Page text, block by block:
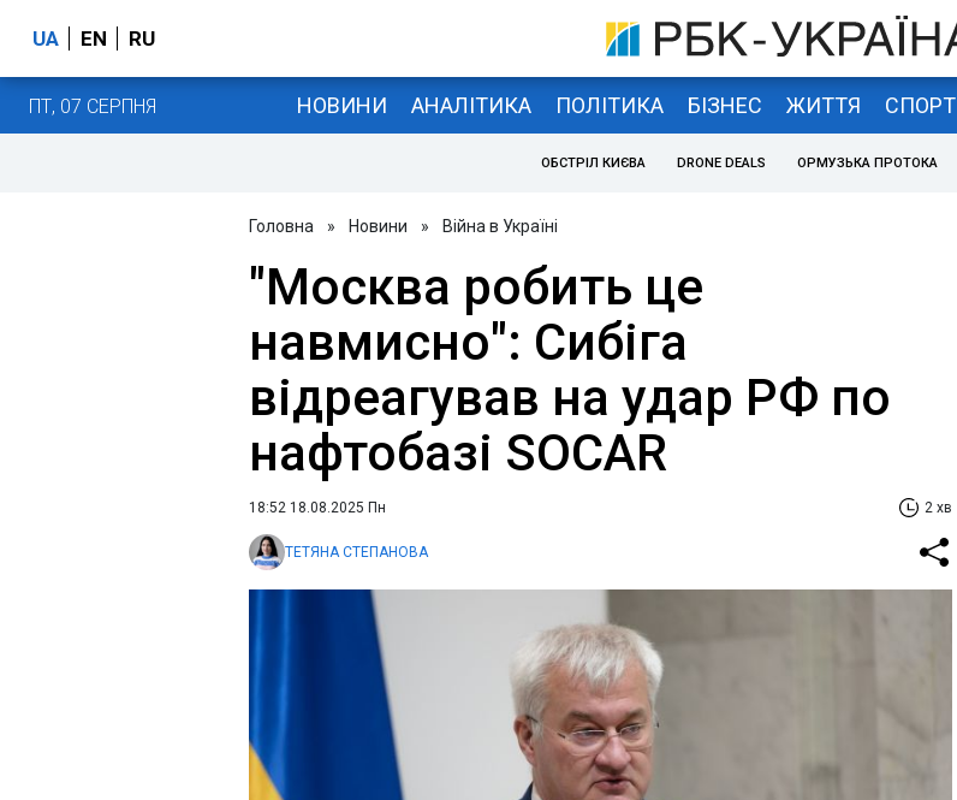
UA EN RU
ПТ, 07 СЕРПНЯ НОВИНИ АНАЛІТИКА ПОЛІТИКА БІЗНЕС ЖИТТЯ СПОРТ
ОБСТРІЛ КИЄВА DRONE DEALS ОРМУЗЬКА ПРОТОКА
Головна » Новини » Війна в Україні
"Москва робить це
навмисно": Сибіга
відреагував на удар РФ по
нафтобазі SOCAR
18:52 18.08.2025 Пн 2 хв
ТЕТЯНА СТЕПАНОВА